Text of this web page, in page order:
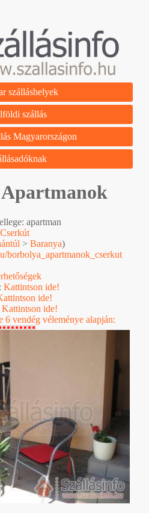
szálláshelyek
szállás
Magyarországon
apartman
Cserkút
> Baranya)
borbolya_apartmanok_cserkut
Kattintson ide!
ide!
Kattintson ide!
6 vendég véleménye alapján: